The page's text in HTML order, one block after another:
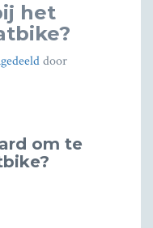
het
door
om te